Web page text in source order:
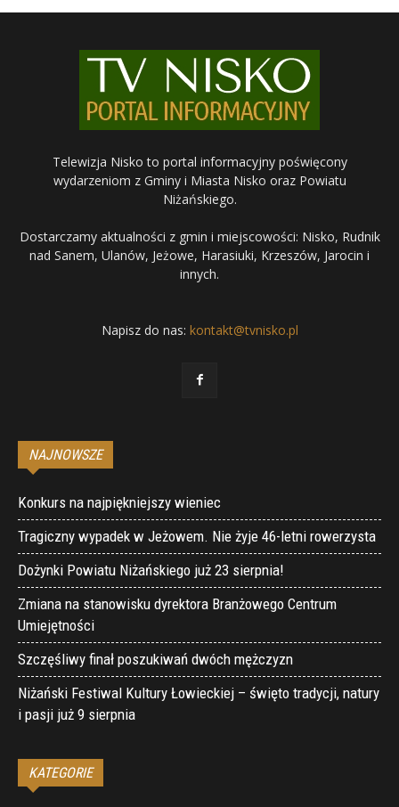
Telewizja Nisko to portal informacyjny poświęcony
wydarzeniom z Gminy i Miasta Nisko oraz Powiatu
Niżańskiego.
Dostarczamy aktualności z gmin i miejscowości: Nisko, Rudnik
nad Sanem, Ulanów, Jeżowe, Harasiuki, Krzeszów, Jarocin i
innych.
Napisz do nas: kontakt@tvnisko.pl
NAJNOWSZE
Konkurs na najpiękniejszy wieniec
Tragiczny wypadek w Jeżowem. Nie żyje 46-letni rowerzysta
Dożynki Powiatu Niżańskiego już 23 sierpnia!
Zmiana na stanowisku dyrektora Branżowego Centrum
Umiejętności
Szczęśliwy finał poszukiwań dwóch mężczyzn
Niżański Festiwal Kultury Łowieckiej – święto tradycji, natury
i pasji już 9 sierpnia
KATEGORIE